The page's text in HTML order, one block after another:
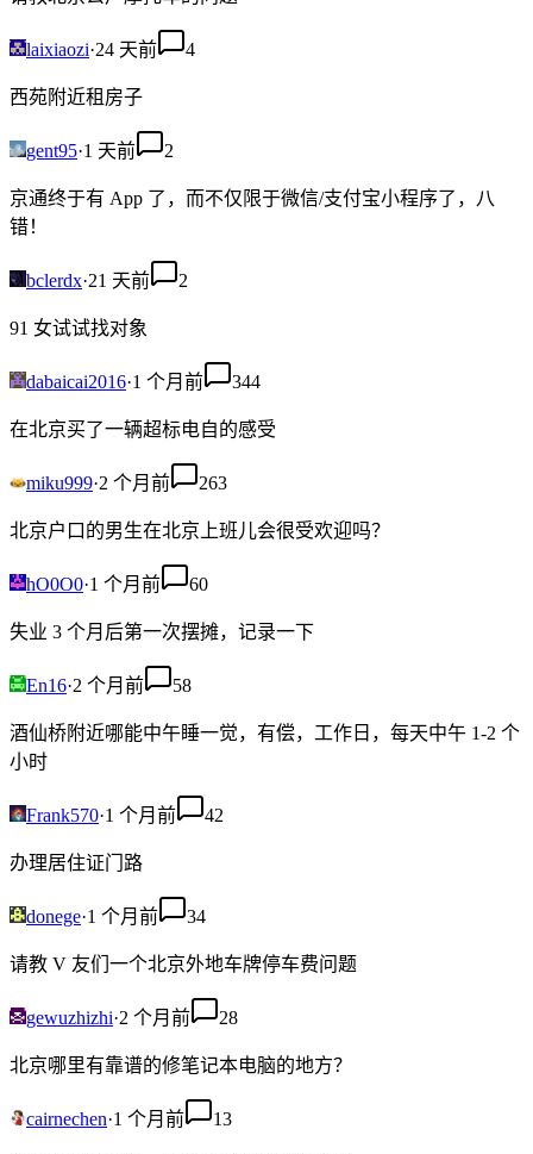
laixiaozi·24 天前 4
西苑附近租房子
gent95·1 天前 2
京通终于有 App 了，而不仅限于微信/支付宝小程序了，八
错！
bclerdx·21 天前 2
91 女试试找对象
dabaicai2016·1 个月前 344
在北京买了一辆超标电自的感受
miku999·2 个月前 263
北京户口的男生在北京上班儿会很受欢迎吗？
hO0O0·1 个月前 60
失业 3 个月后第一次摆摊，记录一下
En16·2 个月前 58
酒仙桥附近哪能中午睡一觉，有偿，工作日，每天中午 1-2 个
小时
Frank570·1 个月前 42
办理居住证门路
donege·1 个月前 34
请教 V 友们一个北京外地车牌停车费问题
gewuzhizhi·2 个月前 28
北京哪里有靠谱的修笔记本电脑的地方？
cairnechen·1 个月前 13